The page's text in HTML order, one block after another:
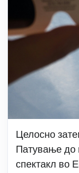
Целосно
Патување до
спектакл во